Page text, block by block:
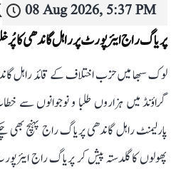
08 Aug 2026, 5:37 PM
پریاگ راج ایئرپورٹ پر راہل گاندھی کا
لوک سبھا میں حزب اختلاف کے قائد راہل
گراؤنڈ میں ہزاروں طلبا و نوجوانوں
پارلیمنٹ راہل گاندھی پریاگ راج پہنچ
پھولوں کا گلدستہ پیش کر پریاگ راج